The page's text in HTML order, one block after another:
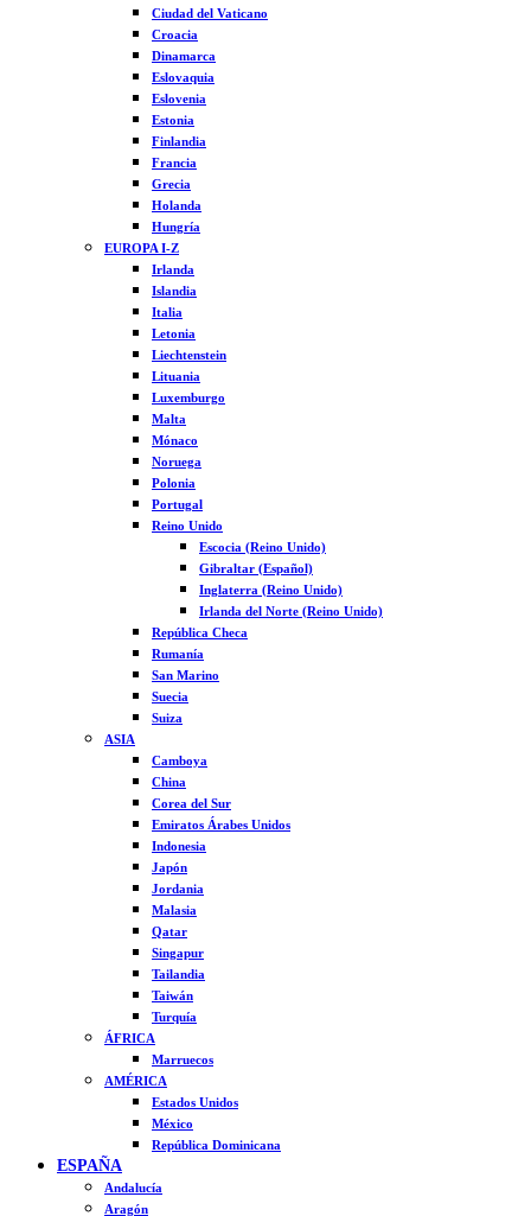
Ciudad del Vaticano
Croacia
Dinamarca
Eslovaquia
Eslovenia
Estonia
Finlandia
Francia
Grecia
Holanda
Hungría
EUROPA I-Z
Irlanda
Islandia
Italia
Letonia
Liechtenstein
Lituania
Luxemburgo
Malta
Mónaco
Noruega
Polonia
Portugal
Reino Unido
Escocia (Reino Unido)
Gibraltar (Español)
Inglaterra (Reino Unido)
Irlanda del Norte (Reino Unido)
República Checa
Rumanía
San Marino
Suecia
Suiza
ASIA
Camboya
China
Corea del Sur
Emiratos Árabes Unidos
Indonesia
Japón
Jordania
Malasia
Qatar
Singapur
Tailandia
Taiwán
Turquía
ÁFRICA
Marruecos
AMÉRICA
Estados Unidos
México
República Dominicana
ESPAÑA
Andalucía
Aragón